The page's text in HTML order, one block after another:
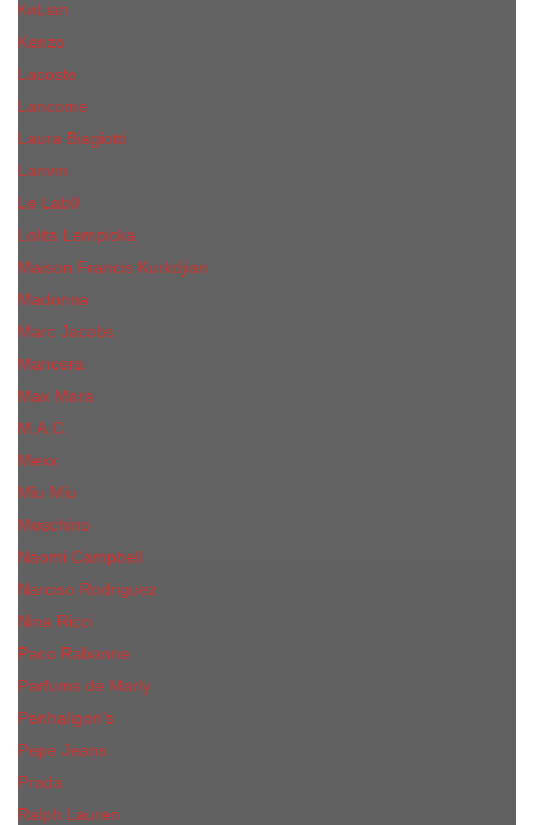
КиLian
Kenzo
Lacoste
Lancome
Laura Biagiotti
Lanvin
Lе Lab0
Lolita Lempicka
Maison Francis Kurkdjian
Madonna
Marc Jacobs
Mancera
Max Mara
M.А.C.
Mexx
Miu Miu
Mоsсhino
Naomi Campbell
Narciso Rodriguez
Nina Ricci
Paco Rabanne
Parfums de Marly
Penhaligon's
Pepe Jeans
Prada
Ralph Lauren